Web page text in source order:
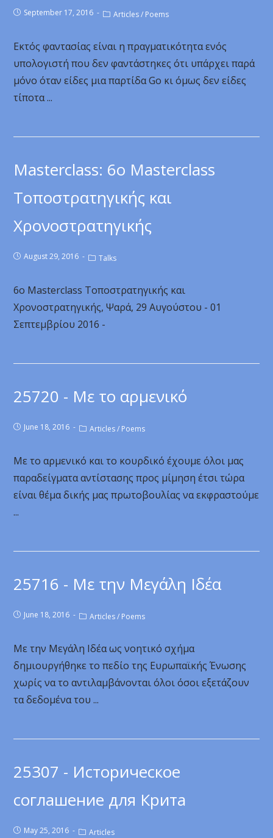
September 17, 2016 Articles / Poems
Εκτός φαντασίας είναι η πραγματικότητα ενός
υπολογιστή που δεν φαντάστηκες ότι υπάρχει παρά
μόνο όταν είδες μια παρτίδα Go κι όμως δεν είδες
τίποτα ...
Masterclass: 6ο Masterclass
Τοποστρατηγικής και
Χρονοστρατηγικής
August 29, 2016 Talks
6ο Masterclass Τοποστρατηγικής και
Χρονοστρατηγικής, Ψαρά, 29 Αυγούστου - 01
Σεπτεμβρίου 2016 -
25720 - Με το αρμενικό
June 18, 2016 Articles / Poems
Με το αρμενικό και το κουρδικό έχουμε όλοι μας
παραδείγματα αντίστασης προς μίμηση έτσι τώρα
είναι θέμα δικής μας πρωτοβουλίας να εκφραστούμε
...
25716 - Με την Μεγάλη Ιδέα
June 18, 2016 Articles / Poems
Με την Μεγάλη Ιδέα ως νοητικό σχήμα
δημιουργήθηκε το πεδίο της Ευρωπαϊκής Ένωσης
χωρίς να το αντιλαμβάνονται όλοι όσοι εξετάζουν
τα δεδομένα του ...
25307 - Историческое
соглашение для Крита
May 25, 2016 Articles